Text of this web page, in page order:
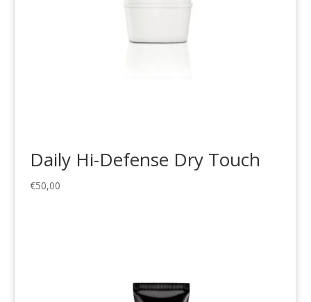
Daily Hi-Defense Dry Touch
€50,00